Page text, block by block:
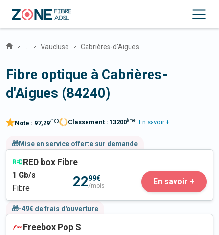
Vaucluse Cabrières-d'Aigues
Fibre optique à Cabrières-
d'Aigues (84240)
Note : 97,29/100 Classement : 13200ème En savoir +
🎁Mise en service offerte sur demande
RED box Fibre
1 Gb/s
Fibre
2299€
/mois En savoir +
🎁-49€ de frais d'ouverture
Freebox Pop S